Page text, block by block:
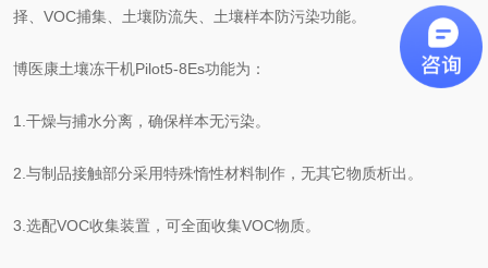
择、VOC捕集、土壤防流失、土壤样本防污染功能。
博医康土壤冻干机Pilot5-8Es功能为：
1.干燥与捕水分离，确保样本无污染。
2.与制品接触部分采用特殊惰性材料制作，无其它物质析出。
3.选配VOC收集装置，可全面收集VOC物质。